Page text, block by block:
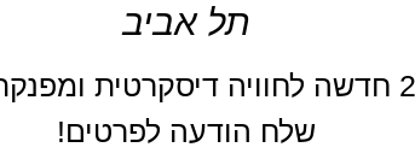
תל אביב
צעירה בת 20 חדשה לחוויה דיסקרטית
שלח הודעה לפרטים!